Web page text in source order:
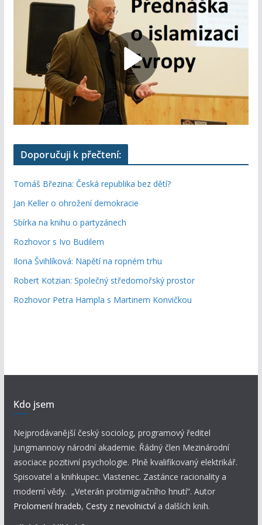
Doporučuji k přečtení:
Tomáš Březina: Česká republika bez dětí?
Jan Keller o ohrožení demokracie
Sbírka na knihu o partyzánech
Rozhovor s Ivo Budilem
Ilona Švihlíková: Napětí na ropném trhu
Robert Kotzian: Společný středomořský prostor
Rozhovor Petra Hampla s Martinem Konvičkou
Kdo jsem
Nejprodávanější český sociolog, programový ředitel
Jungmannovy národní akademie. Řádný člen Mezinárodní
asociace pozitivní psychologie. Plně kvalifikovaný elektrikář.
Spisovatel a knihkupec. Vlastenec. Zastánce racionality a
moderní vědy. „Veterán protimigračního hnutí“. Autor
Prolomení hradeb, Cesty z nevolnictví a dalších knih.